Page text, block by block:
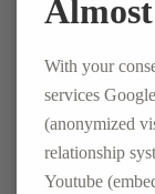
Leksykon
Personnel
Supply Chain
With your
services
(anonymized
relationship
Youtube